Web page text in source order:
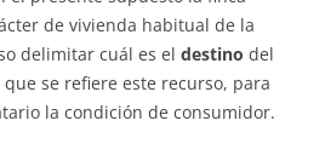
de vivienda habitual de la
delimitar cuál es el destino del
se refiere este recurso, para
la condición de consumidor.